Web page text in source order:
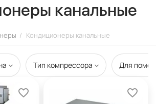
канальные
/ Кондиционеры канальные
Тип компрессора Для